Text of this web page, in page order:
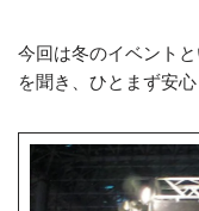
今回は冬のイベント
を聞き、ひとまず安